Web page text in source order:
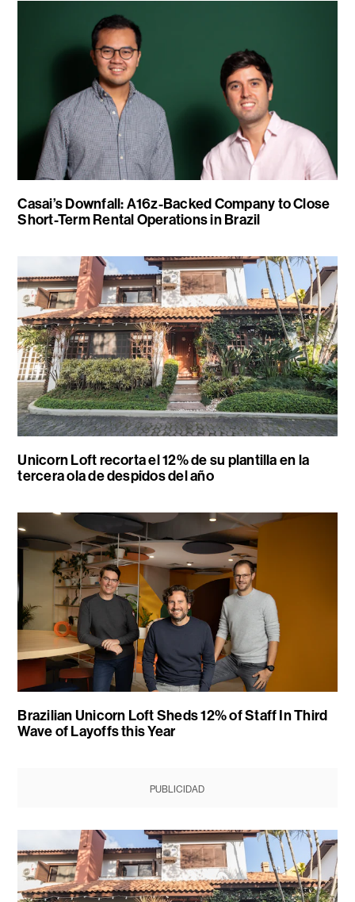
Casai’s Downfall: A16z-Backed Company to Close
Short-Term Rental Operations in Brazil
Unicorn Loft recorta el 12% de su plantilla en la
tercera ola de despidos del año
Brazilian Unicorn Loft Sheds 12% of Staff In Third
Wave of Layoffs this Year
PUBLICIDAD